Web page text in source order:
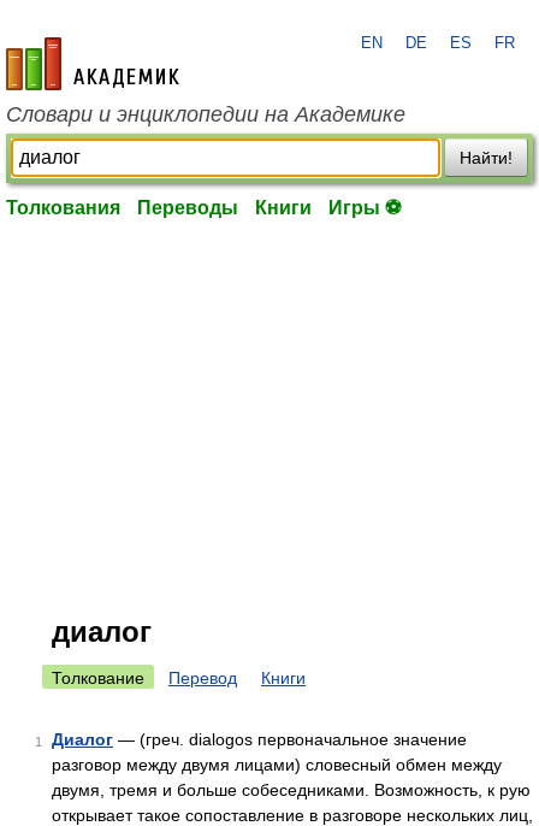
academic.ru
EN DE ES FR
Словари и энциклопедии на Академике
Найти!
Толкования Переводы Книги Игры ⚽
диалог
Толкование Перевод Книги
1 Диалог — (греч. dialogos первоначальное значение
разговор между двумя лицами) словесный обмен между
двумя, тремя и больше собеседниками. Возможность, к рую
открывает такое сопоставление в разговоре нескольких лиц,